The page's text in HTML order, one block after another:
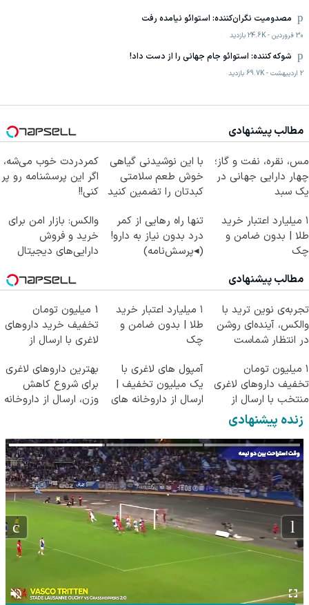
مصدومیت نگران‌کننده: استوائو نیامده رفت
30 فروردين -
24.6K بازدید
شوکه کننده: استوائو جام جهانی را از دست داد!
2 اردیبهشت -
69.7K بازدید
مطالب پیشنهادی
مس، نقره، نفت و گاز؛
چهار دارایی جهانی در
یک سبد
با این نوشیدنی گیاهی
خوش طعم سلامتی
کبدتان را تضمین کنید
کمردردت خوب می‌شه،
اگر این پرسشنامه رو پر
کنی!!
۱ میلیارد اعتبار خرید
طلا | بدون ضامن و
چک
تنها راه رهایی از کمر
درد بدون نیاز به دارو!
(◂پرسش‌نامه)
والکس: بازار امن برای
خرید و فروش
دارایی‌های دیجیتال
مطالب پیشنهادی
تجربه‌ی نوین ترید با
والکس، آینده‌ای روشن
در انتظار شماست
۱ میلیارد اعتبار خرید
طلا | بدون ضامن و
چک
1 میلیون تومان
تخفیف خرید داروهای
لاغری با ارسال از
۱ میلیون تومان
تخفیف داروهای لاغری
منتخب با ارسال از
داروخانه نزدیکت
آمپول های لاغری با
یک میلیون تخفیف |
ارسال از داروخانه های
بهترین داروهای لاغری
برای شروع کاهش
وزن، ارسال از داروخانه
زنده پیشنهادی